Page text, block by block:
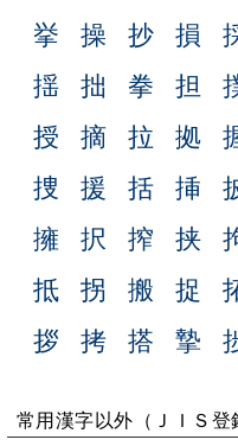
挙
操 抄 損
揺
拙 拳 担
授
摘 拉 拠
捜
援 括 挿
擁
択 搾 挟
抵
拐 搬 捉
拶
拷 搭 摯
常用漢字以外（ＪＩＳ登